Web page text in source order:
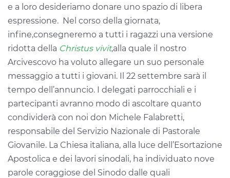
e a loro desideriamo donare uno spazio di libera
espressione. Nel corso della giornata,
infine,consegneremo a tutti i ragazzi una versione
ridotta della Christus vivit,alla quale il nostro
Arcivescovo ha voluto allegare un suo personale
messaggio a tutti i giovani. Il 22 settembre sarà il
tempo dell’annuncio. I delegati parrocchiali e i
partecipanti avranno modo di ascoltare quanto
condividerà con noi don Michele Falabretti,
responsabile del Servizio Nazionale di Pastorale
Giovanile. La Chiesa italiana, alla luce dell’Esortazione
Apostolica e dei lavori sinodali, ha individuato nove
parole coraggiose del Sinodo dalle quali